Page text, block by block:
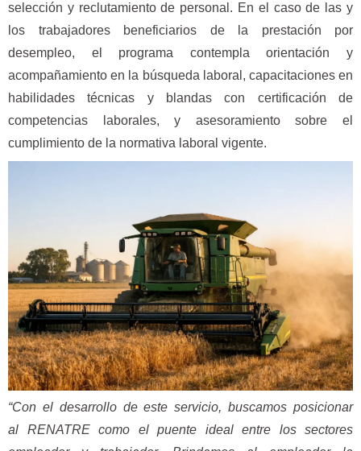
selección y reclutamiento de personal. En el caso de las y
los trabajadores beneficiarios de la prestación por
desempleo, el programa contempla orientación y
acompañamiento en la búsqueda laboral, capacitaciones en
habilidades técnicas y blandas con certificación de
competencias laborales, y asesoramiento sobre el
cumplimiento de la normativa laboral vigente.
“Con el desarrollo de este servicio, buscamos posicionar
al RENATRE como el puente ideal entre los sectores